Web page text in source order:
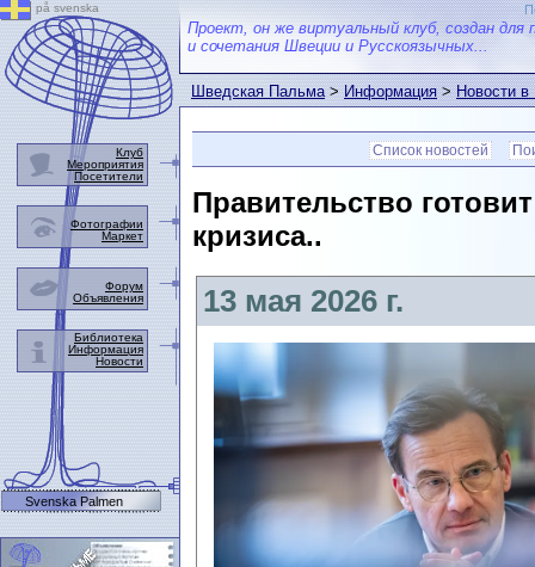
Проект, он же виртуальный клуб, создан для
и сочетания Швеции и Русскоязычных...
Шведская Пальма>Информация>Новости
Список новостей
Правительство
кризиса..
13 мая 2026 г.
på svenska
Клуб
Мероприятия
Посетители
Фотографии
Маркет
Форум
Объявления
Библиотека
Информация
Новости
Svenska Palmen